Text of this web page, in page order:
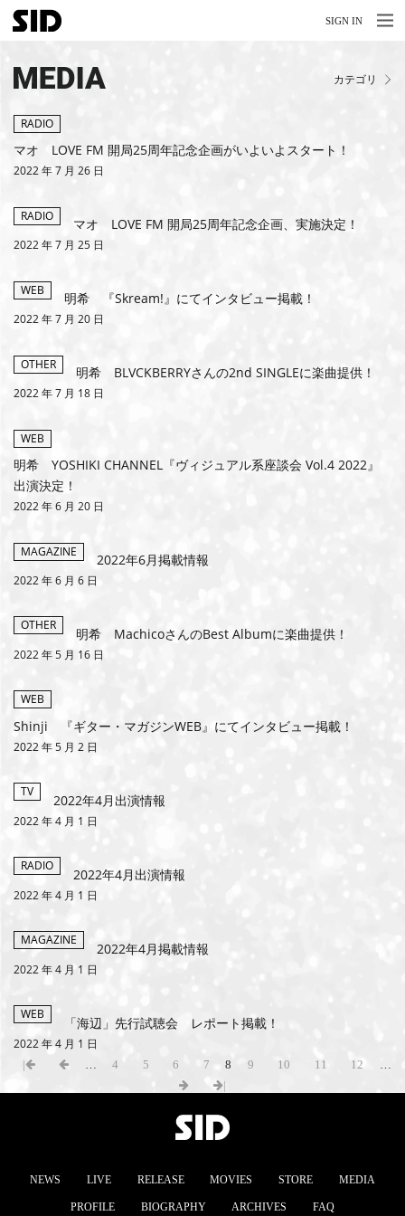
SIGN IN
MOVIES
ID-S INFO
MEDIA カテゴリ
RADIO
マオ LOVE FM 開局25周年記念企画がいよいよスタート！
2022 年 7 月 26 日
RADIO マオ LOVE FM 開局25周年記念企画、実施決定！
2022 年 7 月 25 日
WEB 明希 『Skream!』にてインタビュー掲載！
2022 年 7 月 20 日
OTHER 明希 BLVCKBERRYさんの2nd SINGLEに楽曲提供！
2022 年 7 月 18 日
WEB
明希 YOSHIKI CHANNEL『ヴィジュアル系座談会 Vol.4 2022』
出演決定！
2022 年 6 月 20 日
MAGAZINE 2022年6月掲載情報
2022 年 6 月 6 日
OTHER 明希 MachicoさんのBest Albumに楽曲提供！
2022 年 5 月 16 日
WEB
Shinji 『ギター・マガジンWEB』にてインタビュー掲載！
2022 年 5 月 2 日
TV 2022年4月出演情報
2022 年 4 月 1 日
RADIO 2022年4月出演情報
2022 年 4 月 1 日
MAGAZINE 2022年4月掲載情報
2022 年 4 月 1 日
WEB 「海辺」先行試聴会 レポート掲載！
2022 年 4 月 1 日
| 4 5 6 7 8 9 10 11 12
|
NEWS LIVE RELEASE MOVIES STORE MEDIA
PROFILE BIOGRAPHY ARCHIVES FAQ